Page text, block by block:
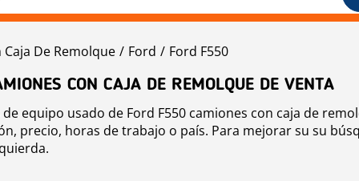
Caja De Remolque Ford
Ford F550
CON CAJA DE REMOLQUE DE VENTA
equipo usado de Ford F550 camiones con caja de
precio, horas de trabajo o país. Para mejorar su su